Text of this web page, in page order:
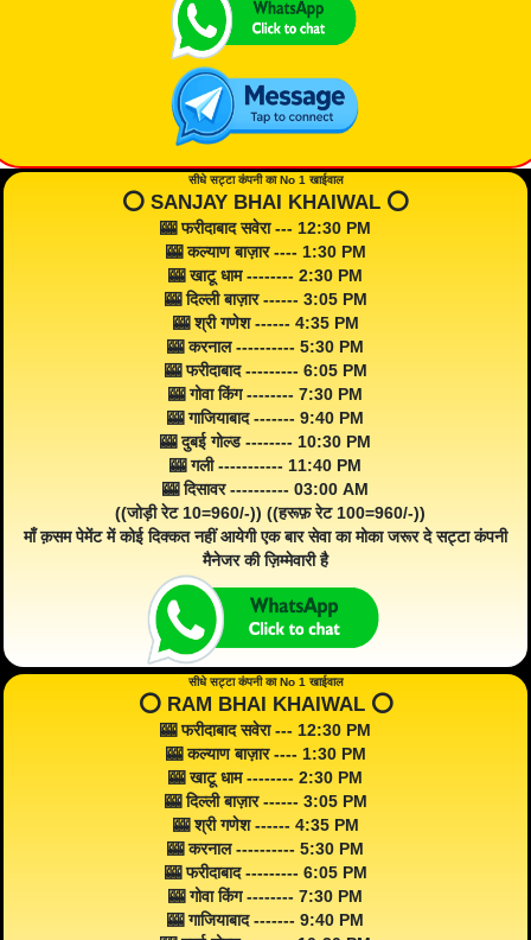
सीधे सट्टा कंपनी का No 1 खाईवाल
⭕️ SANJAY BHAI KHAIWAL ⭕️
🎰 फरीदाबाद सवेरा --- 12:30 PM
🎰 कल्याण बाज़ार ---- 1:30 PM
🎰 खाटू धाम -------- 2:30 PM
🎰 दिल्ली बाज़ार ------ 3:05 PM
🎰 श्री गणेश ------ 4:35 PM
🎰 करनाल ---------- 5:30 PM
🎰 फरीदाबाद --------- 6:05 PM
🎰 गोवा किंग -------- 7:30 PM
🎰 गाजियाबाद ------- 9:40 PM
🎰 दुबई गोल्ड -------- 10:30 PM
🎰 गली ----------- 11:40 PM
🎰 दिसावर ---------- 03:00 AM
((जोड़ी रेट 10=960/-)) ((हरूफ़ रेट 100=960/-))
माँ क़सम पेमेंट में कोई दिक्कत नहीं आयेगी एक बार सेवा का मोका जरूर दे सट्टा कंपनी
मैनेजर की ज़िम्मेवारी है
सीधे सट्टा कंपनी का No 1 खाईवाल
⭕️ RAM BHAI KHAIWAL ⭕️
🎰 फरीदाबाद सवेरा --- 12:30 PM
🎰 कल्याण बाज़ार ---- 1:30 PM
🎰 खाटू धाम -------- 2:30 PM
🎰 दिल्ली बाज़ार ------ 3:05 PM
🎰 श्री गणेश ------ 4:35 PM
🎰 करनाल ---------- 5:30 PM
🎰 फरीदाबाद --------- 6:05 PM
🎰 गोवा किंग -------- 7:30 PM
🎰 गाजियाबाद ------- 9:40 PM